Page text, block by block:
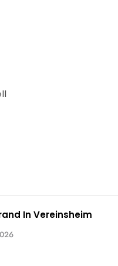
In Vereinsheim